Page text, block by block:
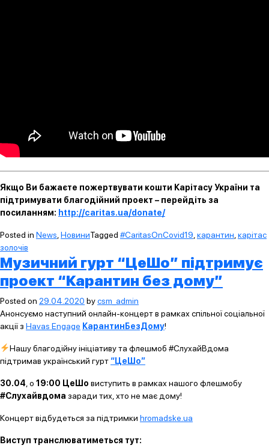
Якщо Ви бажаєте пожертвувати кошти Карітасу України та
підтримувати благодійний проект – перейдіть за
посиланням: http://caritas.ua/donate/
Posted in News НовиниTagged #CaritasOnCovid19 карантин карітас
золочів
Музичний гурт “ЦеШо” підтримує
проект “Карантин без дому”
Posted on 29.04.2020 bycsm_admin
Анонсуємо наступний онлайн-концерт в рамках спільної соціальної
акції з Havas Engage КарантинБезДому!
Нашу благодійну ініціативу та флешмоб #СлухайВдома
підтримав український гурт “ЦеШо”
30.04 , о 19:00 ЦеШо виступить в рамках нашого флешмобу
#Слухайвдома заради тих, хто не має дому!
Концерт відбудеться за підтримки hromadske.ua
Виступ транслюватиметься тут: